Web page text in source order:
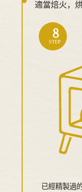
適當焙火，
8
STEP
已經精製過